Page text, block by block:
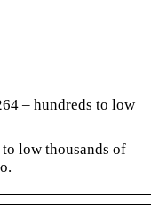
– hundreds to low
low thousands of